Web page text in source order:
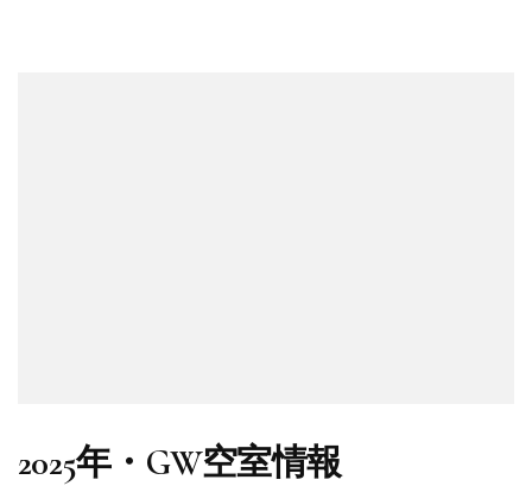
2025年・GW空室情報